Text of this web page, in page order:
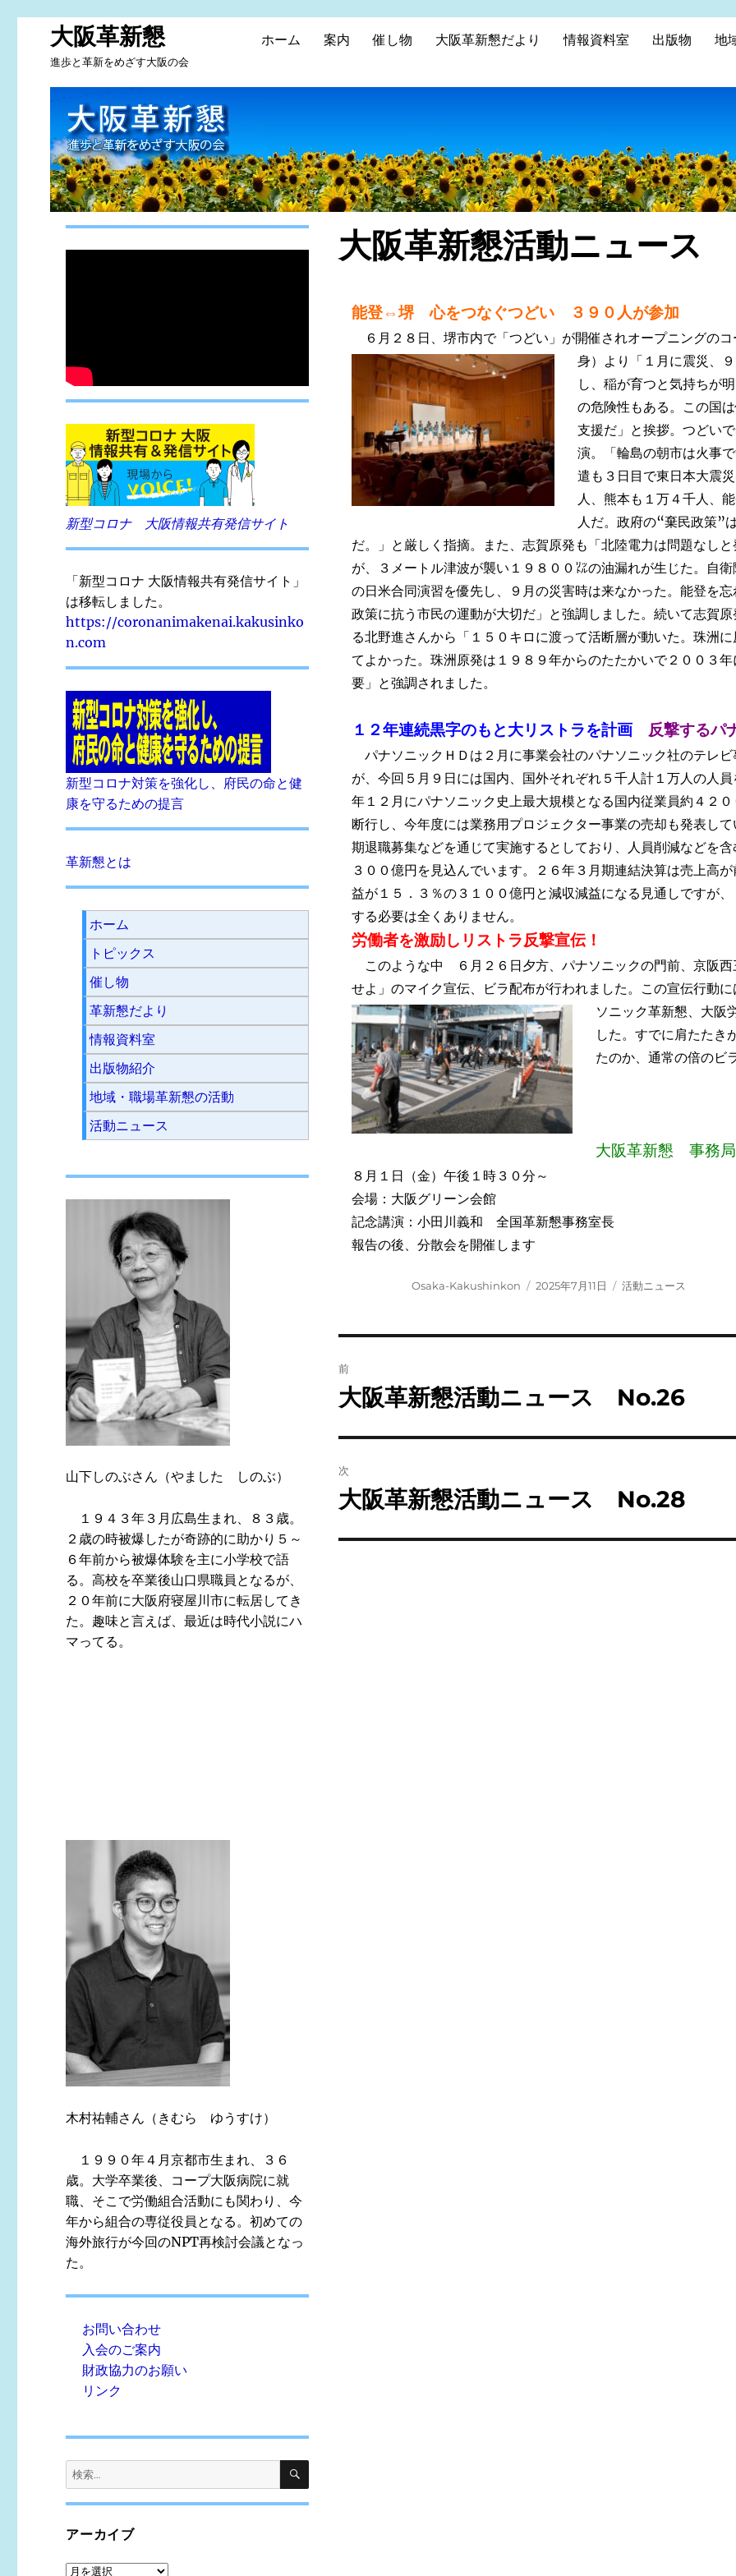
大阪革新懇
進歩と革新をめざす大阪の会
ホーム 案内 催し物 大阪革新懇だより 情報資料室 出版物 地
大阪革新懇活動ニュー
能登⇔堺 心をつなぐつどい ３９０人が参加
６月２８日、堺市内で「つどい」が開催されオープニングの
身）より「１月に震災、
し、稲が育つと気持ちが
の危険性もある。この国
支援だ」と挨拶。つどい
演。「輪島の朝市は火事
遣も３日目で東日本大震災
人、熊本も１万４千人、
人だ。政府の“棄民政策”
だ。」と厳しく指摘。また、志賀原発も「北陸電力は問題なしと
が、３メートル津波が襲い１９８００㍑の油漏れが生じた。自衛
の日米合同演習を優先し、９月の災害時は来なかった。能登を
政策に抗う市民の運動が大切だ」と強調しました。続いて志賀
る北野進さんから「１５０キロに渡って活断層が動いた。珠洲に
てよかった。珠洲原発は１９８９年からのたたかいで２００３
要」と強調されました。
１２年連続黒字のもと大リストラを計画 反撃するパ
パナソニックＨＤは２月に事業会社のパナソニック社のテレ
が、今回５月９日には国内、国外それぞれ５千人計１万人の人
年１２月にパナソニック史上最大規模となる国内従業員約４２
断行し、今年度には業務用プロジェクター事業の売却も発表し
期退職募集などを通じて実施するとしており、人員削減などを
３００億円を見込んでいます。２６年３月期連結決算は売上高
益が１５．３％の３１００億円と減収減益になる見通しですが
する必要は全くありません。
労働者を激励しリストラ反撃宣伝！
このような中 ６月２６日夕方、パナソニックの門前、京阪西
せよ」のマイク宣伝、ビラ配布が行われました。この宣伝行動
ソニック革新懇、大阪
した。すでに肩たたき
たのか、通常の倍のビ
大阪革新懇 事務
８月１日（金）午後１時３０分～
会場：大阪グリーン会館
記念講演：小田川義和 全国革新懇事務室長
報告の後、分散会を開催します
投
Osaka-Kakushinkon
投
2025年7月11日
カ
リ
活動ニュース
稿
ゲ
前
前
投
稿:
大阪革新懇活動ニュース No.26
次
次
投
大阪革新懇活動ニュース No.28
新型コロナ 大阪情報共有発信サイト
「新型コロナ 大阪情報共有発信サイト」
は移転しました。
https://coronanimakenai.kakusinko
n.com
新型コロナ対策を強化し、府民の命と健
康を守るための提言
革新懇とは
ホーム
トピックス
催し物
革新懇だより
情報資料室
出版物紹介
地域・職場革新懇の活動
活動ニュース
山下しのぶさん（やました しのぶ）
１９４３年３月広島生まれ、８３歳。
２歳の時被爆したが奇跡的に助かり５～
６年前から被爆体験を主に小学校で語
る。高校を卒業後山口県職員となるが、
２０年前に大阪府寝屋川市に転居してき
た。趣味と言えば、最近は時代小説にハ
マってる。
木村祐輔さん（きむら ゆうすけ）
１９９０年４月京都市生まれ、３６
歳。大学卒業後、コープ大阪病院に就
職、そこで労働組合活動にも関わり、今
年から組合の専従役員となる。初めての
海外旅行が今回のNPT再検討会議となっ
た。
お問い合わせ
入会のご案内
財政協力のお願い
リンク
検
索:
検
アーカイブ
ア